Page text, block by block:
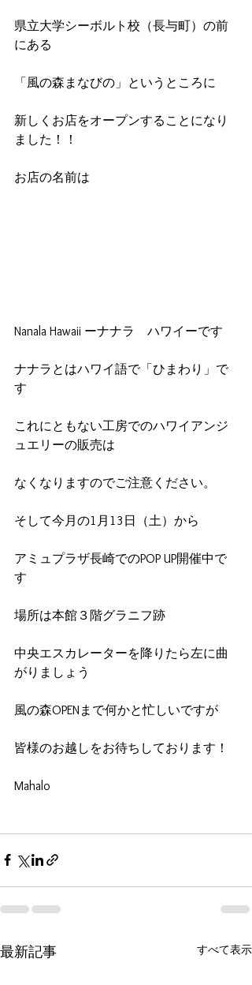
県立大学シーボルト校（長与町）の前
にある
「風の森まなびの」というところに
新しくお店をオープンすることになり
ました！！
お店の名前は
Nanala Hawaii ーナナラ　ハワイーです
ナナラとはハワイ語で「ひまわり」で
す
これにともない工房でのハワイアンジ
ュエリーの販売は
なくなりますのでご注意ください。
そして今月の1月13日（土）から
アミュプラザ長崎でのPOP UP開催中で
す
場所は本館３階グラニフ跡
中央エスカレーターを降りたら左に曲
がりましょう
風の森OPENまで何かと忙しいですが
皆様のお越しをお待ちしております！
Mahalo
最新記事 すべて表示